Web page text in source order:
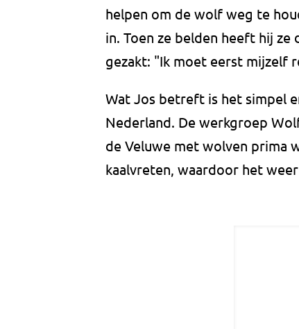
helpen om de wolf weg te
in. Toen ze belden heeft hij
gezakt: "Ik moet eerst mijzelf
Wat Jos betreft is het simpel
Nederland. De werkgroep
de Veluwe met wolven prima
kaalvreten, waardoor het